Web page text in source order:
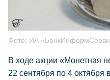
Фото: ИА
В ходе акции «Монетная
22 сентября по 4 октября